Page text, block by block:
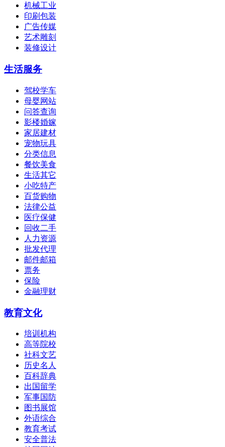
机械工业
印刷包装
广告传媒
艺术雕刻
装修设计
生活服务
驾校学车
母婴网站
问答查询
影楼婚嫁
家居建材
宠物玩具
分类信息
餐饮美食
生活其它
小吃特产
百货购物
法律公益
医疗保健
回收二手
人力资源
批发代理
邮件邮箱
票务
保险
金融理财
教育文化
培训机构
高等院校
社科文艺
历史名人
百科辞典
出国留学
军事国防
图书展馆
外语综合
教育考试
安全普法